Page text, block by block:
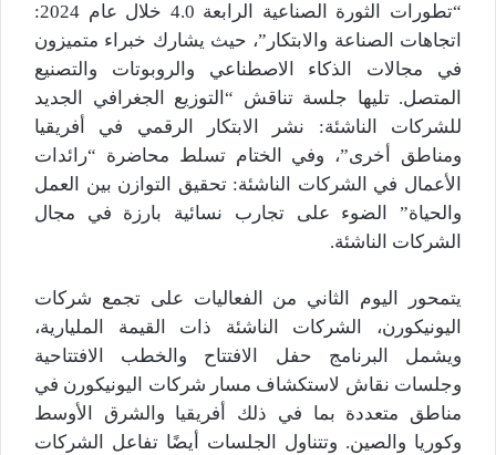
“تطورات الثورة الصناعية الرابعة 4.0 خلال عام 2024:
اتجاهات الصناعة والابتكار”، حيث يشارك خبراء متميزون
في مجالات الذكاء الاصطناعي والروبوتات والتصنيع
المتصل. تليها جلسة تناقش “التوزيع الجغرافي الجديد
للشركات الناشئة: نشر الابتكار الرقمي في أفريقيا
ومناطق أخرى”، وفي الختام تسلط محاضرة “رائدات
الأعمال في الشركات الناشئة: تحقيق التوازن بين العمل
والحياة” الضوء على تجارب نسائية بارزة في مجال
الشركات الناشئة.
يتمحور اليوم الثاني من الفعاليات على تجمع شركات
اليونيكورن، الشركات الناشئة ذات القيمة المليارية،
ويشمل البرنامج حفل الافتتاح والخطب الافتتاحية
وجلسات نقاش لاستكشاف مسار شركات اليونيكورن في
مناطق متعددة بما في ذلك أفريقيا والشرق الأوسط
وكوريا والصين. وتتناول الجلسات أيضًا تفاعل الشركات